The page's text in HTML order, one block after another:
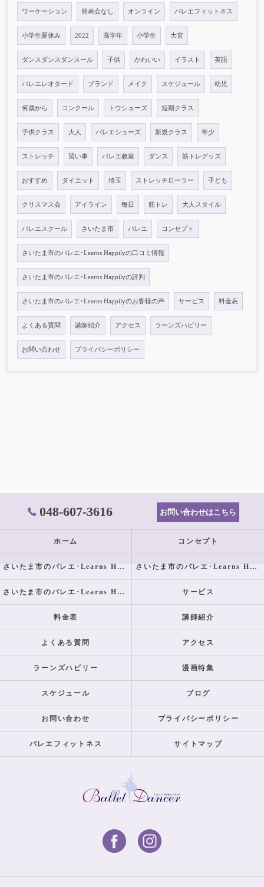
ワーケーション 発表会なし オンライン バレエフィットネス
小学生夏休み 2022 高学年 小学生 大宮
ダンスダンスダンスール 子供 かわいい イラスト 英語
バレエレオタード ブランド メイク スケジュール 幼児
何歳から コンクール トウシューズ 短期クラス
子供クラス 大人 バレエシューズ 新規クラス 年少
ストレッチ 習い事 バレエ教室 ダンス 筋トレグッズ
おすすめ ダイエット 埼玉 ストレッチローラー 子ども
クリスマス会 アイライン 毎日 筋トレ 大人スタイル
バレエスクール さいたま市 バレエ コンセプト
さいたま市のバレエ･Learns Happilyの口コミ情報
さいたま市のバレエ･Learns Happilyの評判
さいたま市のバレエ･Learns Happilyのお客様の声 サービス 料金表
よくある質問 講師紹介 アクセス ラーンズハピリー
お問い合わせ プライバシーポリシー
048-607-3616 お問い合わせはこちら
ホーム コンセプト
さいたま市のバレエ･Learns Happilyの口コミ情報 さいたま市のバレエ･Learns Happilyの評判
さいたま市のバレエ･Learns Happilyのお客様の声 サービス
料金表 講師紹介
よくある質問 アクセス
ラーンズハピリー 漫画特集
スケジュール ブログ
お問い合わせ プライバシーポリシー
バレエフィットネス サイトマップ